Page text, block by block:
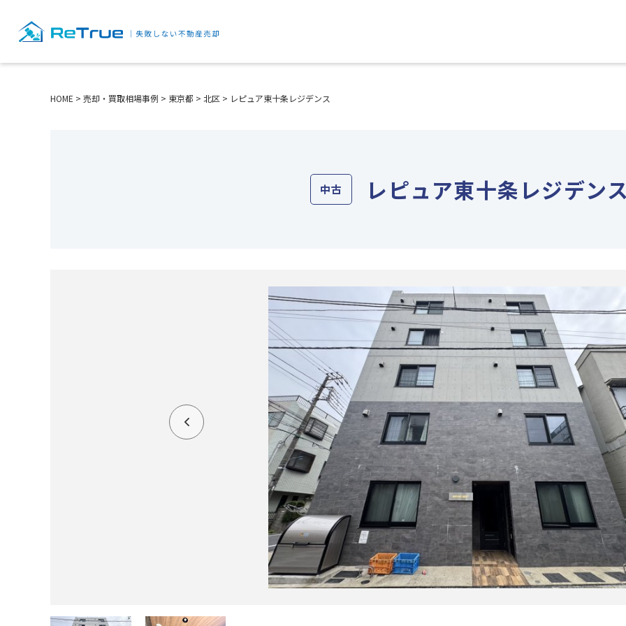
HOME > 売却・買取相場事例 > 東京都 > 北区 > レピュア東十条レジデンス
中古 レピュア東十条レジデン